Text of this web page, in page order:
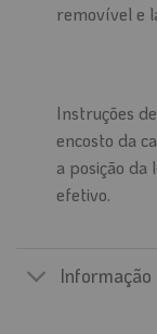
removível e
Instruções
encosto da
a posição
efetivo.